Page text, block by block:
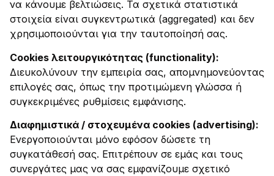
να κάνουμε βελτιώσεις. Τα σχετικά στατιστικά
στοιχεία είναι συγκεντρωτικά (aggregated) και δεν
χρησιμοποιούνται για την ταυτοποίησή σας.
Cookies λειτουργικότητας (functionality):
Διευκολύνουν την εμπειρία σας, απομνημονεύοντας
επιλογές σας, όπως την προτιμώμενη γλώσσα ή
συγκεκριμένες ρυθμίσεις εμφάνισης.
Διαφημιστικά / στοχευμένα cookies (advertising):
Ενεργοποιούνται μόνο εφόσον δώσετε τη
συγκατάθεσή σας. Επιτρέπουν σε εμάς και τους
συνεργάτες μας να σας εμφανίζουμε σχετικό